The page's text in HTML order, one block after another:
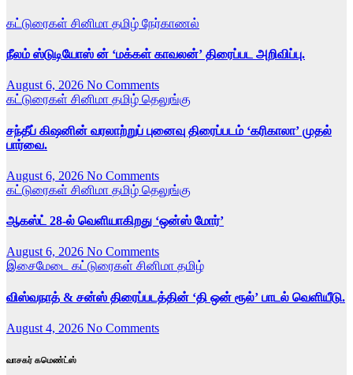
கட்டுரைகள் சினிமா தமிழ் நேர்காணல்
நீலம் ஸ்டுடியோஸ் ன் ‘மக்கள் காவலன்’ திரைப்பட அறிவிப்பு.
August 6, 2026 No Comments
கட்டுரைகள் சினிமா தமிழ் தெலுங்கு
சந்தீப் கிஷனின் வரலாற்றுப் புனைவு திரைப்படம் ‘கரிகாலா’ முதல்
பார்வை.
August 6, 2026 No Comments
கட்டுரைகள் சினிமா தமிழ் தெலுங்கு
ஆகஸ்ட் 28-ல் வெளியாகிறது ‘ஒன்ஸ் மோர்’
August 6, 2026 No Comments
இசைமேடை கட்டுரைகள் சினிமா தமிழ்
விஸ்வநாத் & சன்ஸ் திரைப்படத்தின் ‘தி ஒன் ரூல்’ பாடல் வெளியீடு.
August 4, 2026 No Comments
வாசகர் கமெண்ட்ஸ்